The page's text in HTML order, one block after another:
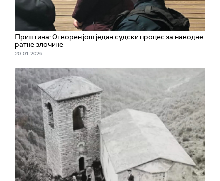
Приштина: Отворен још један судски процес за наводне
ратне злочине
20. 01. 2026.